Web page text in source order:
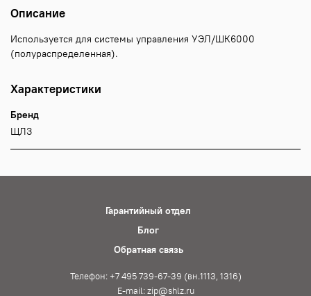
Описание
Используется для системы управления УЭЛ/ШК6000
(полураспределенная).
Характеристики
Бренд
ЩЛЗ
Гарантийный отдел
Блог
Обратная связь
Телефон: +7 495 739-67-39 (вн.1113, 1316)
E-mail: zip@shlz.ru